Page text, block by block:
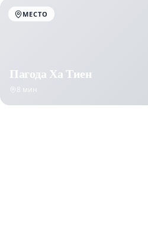
МЕСТО
Пагода Ха Тиен
8 мин